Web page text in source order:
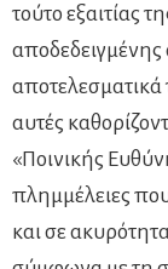
τούτο εξαιτίας
αποδεδειγμένης
αποτελεσματικά
αυτές
«Ποινικής
πλημμέλειες
και σε